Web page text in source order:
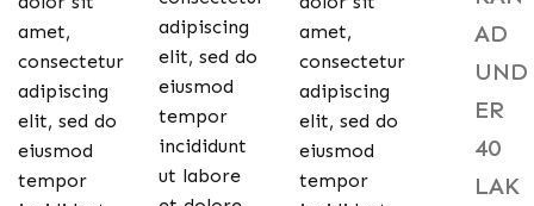
amet,
consectetur
adipiscing
elit, sed do
eiusmod
tempor
adipiscing
elit, sed do
eiusmod
tempor
incididunt
ut labore
amet,
consectetur
adipiscing
elit, sed do
eiusmod
tempor
AD
UND
ER
40
LAK